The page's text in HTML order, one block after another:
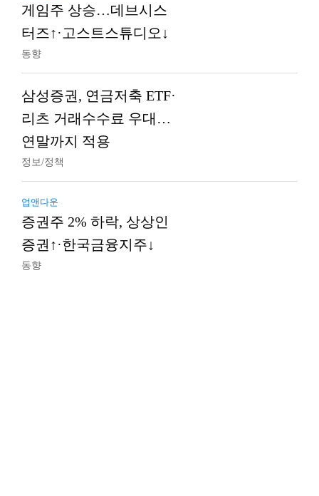
게임주 상승…데브시스
터즈↑·고스트스튜디오↓
동향
삼성증권, 연금저축 ETF·
리츠 거래수수료 우대…
연말까지 적용
정보/정책
업앤다운
증권주 2% 하락, 상상인
증권↑·한국금융지주↓
동향